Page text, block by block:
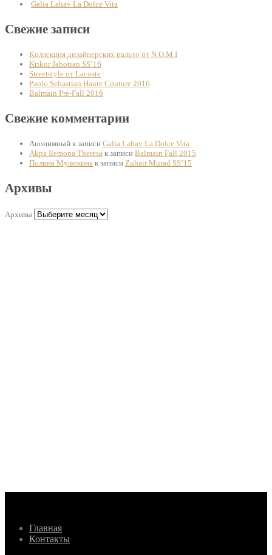
Galia Lahav La Dolce Vita
Свежие записи
Kоллекция дизайнерских пальто от N.O.M.I
Krikor Jabotian SS’16
Streetstyle от Lacoste
Paolo Sebastian Haute Couture 2016
Balmain Pre-Fall 2016
Свежие комментарии
Анонимный к записи Galia Lahav La Dolce Vita
Akpa Ilemona Theresa к записи Balmain Fall 2015
Полина Мулюкина к записи Zuhair Murad SS’15
Архивы
Архивы
Главная
Контакты